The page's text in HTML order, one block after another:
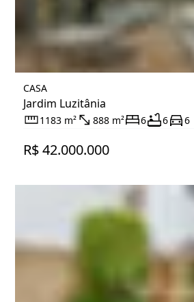
CASA
Jardim Luzitânia
1183 m² 888 m² 6 6 6
R$ 42.000.000